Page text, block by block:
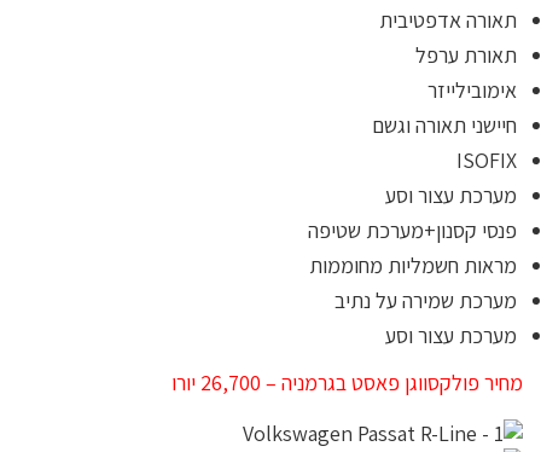
תאורה אדפטיבית
תאורת ערפל
אימובילייזר
חיישני תאורה וגשם
ISOFIX
מערכת עצור וסע
פנסי קסנון+מערכת שטיפה
מראות חשמליות מחוממות
מערכת שמירה על נתיב
מערכת עצור וסע
מחיר פולקסווגן פאסט בגרמניה – 26,700 יורו